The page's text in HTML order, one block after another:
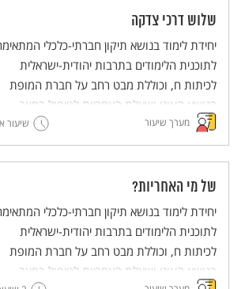
שלוש דרכי צדקה
יחידת לימוד בנושא תיקון חברתי-כלכלי
לתוכנית הלימודים בתרבות יהודית-ישראלית
לכיתות ח, וכוללת מבט רחב על חברת המופת
בנושא העוני ושאלת האחריות לטיפול במצב.
מערך שיעור שיעור
של מי האחריות?
יחידת לימוד בנושא תיקון חברתי-כלכלי
לתוכנית הלימודים בתרבות יהודית-ישראלית
לכיתות ח, וכוללת מבט רחב על חברת המופת
בנושא העוני ושאלת האחריות לטיפול במצב.